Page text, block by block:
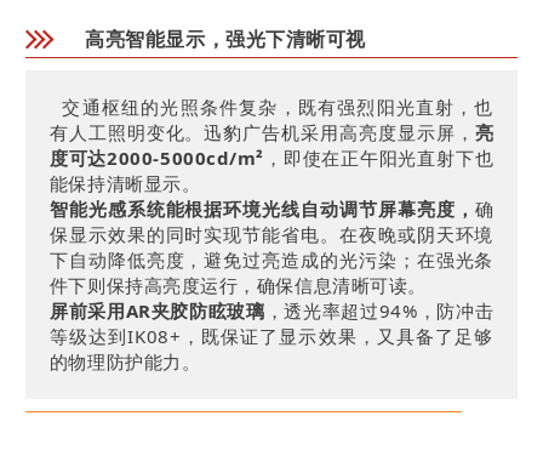
高亮智能显示，强光下清晰可视
交通枢纽的光照条件复杂，既有强烈阳光直射，也
有人工照明变化。迅豹广告机采用高亮度显示屏， 亮
度可达2000-5000cd/m² ，即使在正午阳光直射下也
能保持清晰显示。
智能光感系统能根据环境光线自动调节屏幕亮度， 确
保显示效果的同时实现节能省电。在夜晚或阴天环境
下自动降低亮度，避免过亮造成的光污染；在强光条
件下则保持高亮度运行，确保信息清晰可读。
屏前采用AR夹胶防眩玻璃 ，透光率超过94%，防冲击
等级达到IK08+，既保证了显示效果，又具备了足够
的物理防护能力。